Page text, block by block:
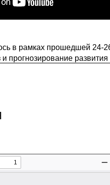
в рамках прошедшей 24-
прогнозирование